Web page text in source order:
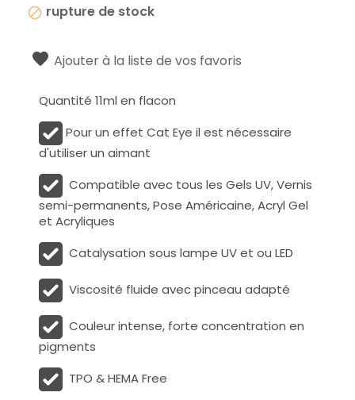
 rupture de stock
Ajouter à la liste de vos favoris
Quantité 11ml en flacon
Pour un effet Cat Eye il est nécessaire
d'utiliser un aimant
Compatible avec tous les Gels UV, Vernis
semi-permanents, Pose Américaine, Acryl Gel
et Acryliques
Catalysation sous lampe UV et ou LED
Viscosité fluide avec pinceau adapté
Couleur intense, forte concentration en
pigments
TPO & HEMA Free